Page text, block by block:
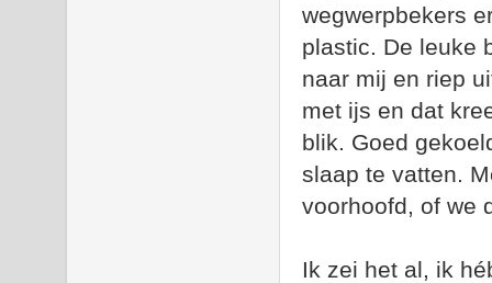
wegwerpbekers
plastic. De leuke
naar mij en riep
met ijs en dat
blik. Goed
slaap te vatten.
voorhoofd, of we
Ik zei het al, ik